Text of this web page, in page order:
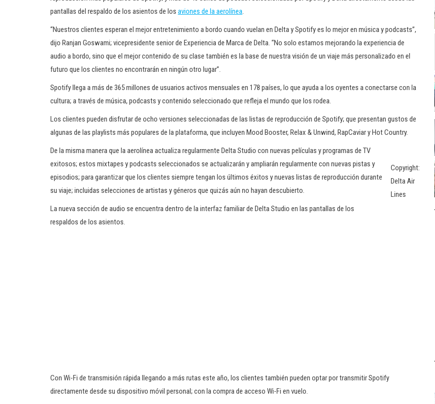
pantallas del respaldo de los asientos de los aviones de la aerolínea.
“Nuestros clientes esperan el mejor entretenimiento a bordo cuando vuelan en Delta y Spotify es lo mejor en música y podcasts”,
dijo Ranjan Goswami; vicepresidente senior de Experiencia de Marca de Delta. “No solo estamos mejorando la experiencia de
audio a bordo, sino que el mejor contenido de su clase también es la base de nuestra visión de un viaje más personalizado en el
futuro que los clientes no encontrarán en ningún otro lugar”.
Spotify llega a más de 365 millones de usuarios activos mensuales en 178 países, lo que ayuda a los oyentes a conectarse con la
cultura; a través de música, podcasts y contenido seleccionado que refleja el mundo que los rodea.
Los clientes pueden disfrutar de ocho versiones seleccionadas de las listas de reproducción de Spotify; que presentan gustos de
algunas de las playlists más populares de la plataforma, que incluyen Mood Booster, Relax & Unwind, RapCaviar y Hot Country.
Copyright:
Delta Air
Lines
De la misma manera que la aerolínea actualiza regularmente Delta Studio con nuevas películas y programas de TV
exitosos; estos mixtapes y podcasts seleccionados se actualizarán y ampliarán regularmente con nuevas pistas y
episodios; para garantizar que los clientes siempre tengan los últimos éxitos y nuevas listas de reproducción durante
su viaje; incluidas selecciones de artistas y géneros que quizás aún no hayan descubierto.
La nueva sección de audio se encuentra dentro de la interfaz familiar de Delta Studio en las pantallas de los
respaldos de los asientos.
Con Wi-Fi de transmisión rápida llegando a más rutas este año, los clientes también pueden optar por transmitir Spotify
directamente desde su dispositivo móvil personal; con la compra de acceso Wi-Fi en vuelo.